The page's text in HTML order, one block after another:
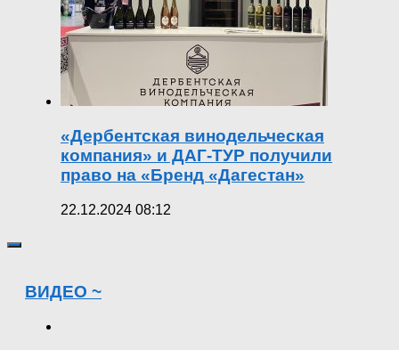
«Дербентская винодельческая
компания» и ДАГ-ТУР получили
право на «Бренд «Дагестан»
22.12.2024 08:12
ВИДЕО ~